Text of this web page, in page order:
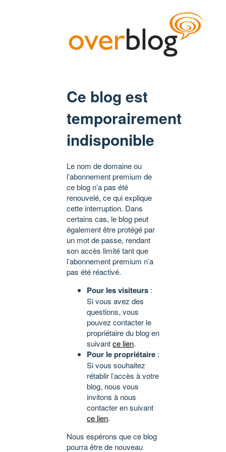
Ce blog est
temporairement
indisponible
Le nom de domaine ou
l’abonnement premium de
ce blog n’a pas été
renouvelé, ce qui explique
cette interruption. Dans
certains cas, le blog peut
également être protégé par
un mot de passe, rendant
son accès limité tant que
l’abonnement premium n’a
pas été réactivé.
Pour les visiteurs :
Si vous avez des
questions, vous
pouvez contacter le
propriétaire du blog en
suivantce lien.
Pour le propriétaire :
Si vous souhaitez
rétablir l’accès à votre
blog, nous vous
invitons à nous
contacter en suivant
ce lien.
Nous espérons que ce blog
pourra être de nouveau